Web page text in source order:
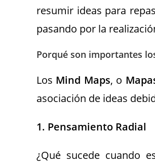
resumir ideas para
pasando por la
Porqué son importantes
Los Mind Maps, o
asociación de ideas
1. Pensamiento Radial
¿Qué sucede cuando